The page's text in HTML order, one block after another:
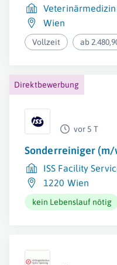
Wien
Vollzeit ab
Direktbewerbung
vor 5 T
Sonderreiniger
ISS Facility
1220 Wien
kein Lebenslauf nötig